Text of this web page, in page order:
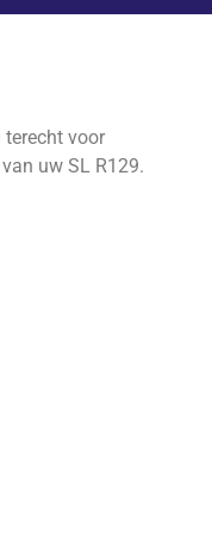
terecht voor
uw SL R129.